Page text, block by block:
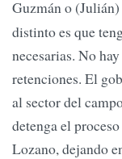
Guzmán o
distinto es que
necesarias. No
retenciones. El
al sector del
detenga el
Lozano, dejando